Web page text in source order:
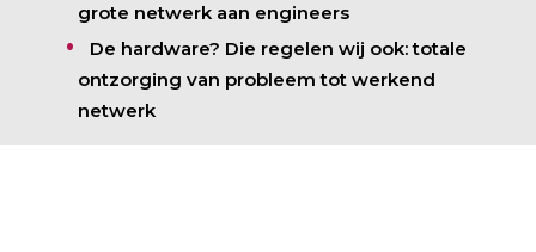
grote netwerk aan engineers
De hardware? Die regelen wij ook: totale
ontzorging van probleem tot werkend
netwerk